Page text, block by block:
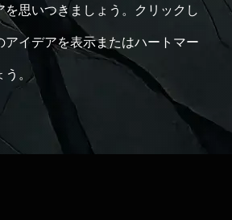
を思いつきましょう。クリックし
アイデアを表示またはハートマー
。